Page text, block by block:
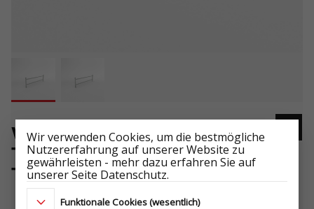
VORDERE RELING
TRANSPORTER - HOCHLADER /
TIPPER - KIPPER
Wir verwenden Cookies, um die bestmögliche
Nutzererfahrung auf unserer Website zu
gewährleisten - mehr dazu erfahren Sie auf
unserer Seite Datenschutz.
Funktionale Cookies (wesentlich)